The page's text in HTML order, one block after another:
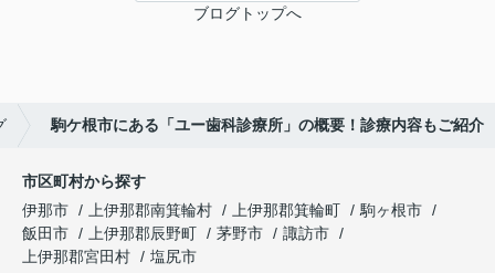
ブログトップへ
駒ケ根市にある「ユー歯科診療所」の概要！診療内容もご紹介
市区町村から探す
伊那市
上伊那郡南箕輪村 上伊那郡箕輪町
駒ヶ根市
飯田市
上伊那郡辰野町 茅野市
諏訪市
上伊那郡宮田村
塩尻市